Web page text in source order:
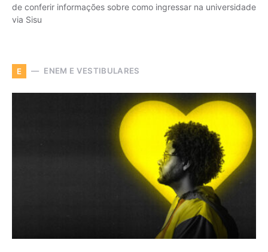
de conferir informações sobre como ingressar na universidade
via Sisu
E ENEM E VESTIBULARES